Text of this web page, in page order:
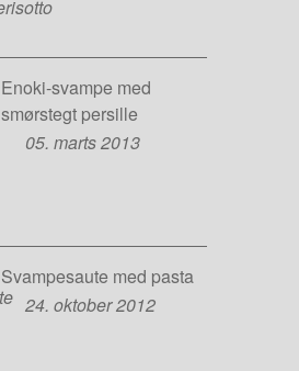
Enoki-svampe med
smørstegt persille
05. marts 2013
Svampesaute med pasta
24. oktober 2012